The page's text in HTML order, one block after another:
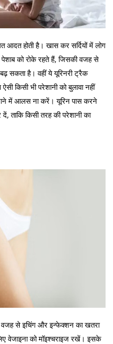
आदत होती है। खास कर सर्दियों में लोग
को रोके रहते हैं, जिसकी वजह से
सकता है। वहीं ये यूरिनरी ट्रैक
किसी भी परेशानी को बुलावा नहीं
जाने में आलस ना करें। यूरिन पास करने
ताकि किसी तरह की परेशानी का
वजह से इचिंग और इन्फेक्शन का खतरा
वेजाइना को मॉइश्चराइज रखें। इसके